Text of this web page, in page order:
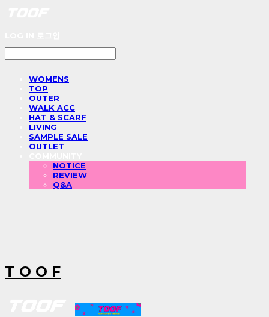
WOMENS
TOP
OUTER
WALK ACC
HAT & SCARF
LIVING
SAMPLE SALE
OUTLET
NOTICE
REVIEW
Q&A
T O O F